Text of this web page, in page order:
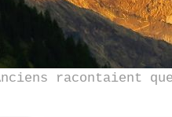
racontaient